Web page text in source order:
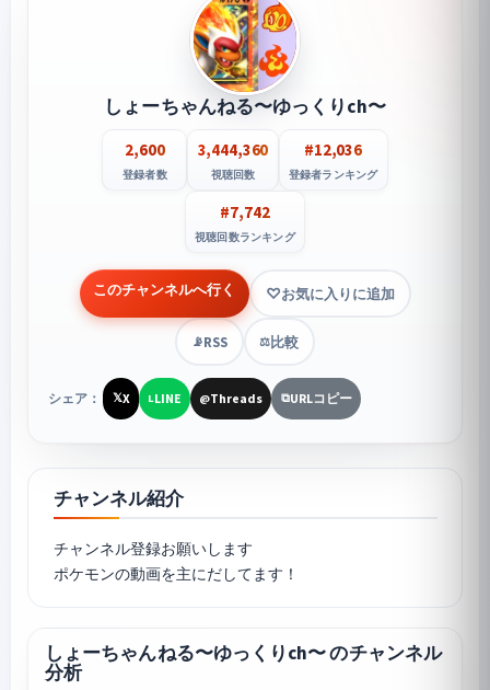
しょーちゃんねる〜ゆっくりch〜
2,600
登録者数
3,444,360
視聴回数
#12,036
登録者ランキング
#7,742
視聴回数ランキング
このチャンネルへ行く お気に入りに追加
📡RSS ⚖️比較
シェア： 𝕏X LLINE @Threads ⧉URLコピー
チャンネル紹介
チャンネル登録お願いします
ポケモンの動画を主にだしてます！
しょーちゃんねる〜ゆっくりch〜 のチャンネル
分析